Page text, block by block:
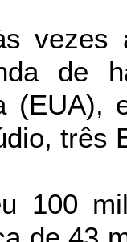
de
(EUA),
três
100